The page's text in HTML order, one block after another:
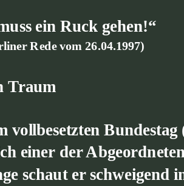
ein Ruck gehen!“
Rede vom 26.04.1997)
Traum
vollbesetzten
einer der
schaut er schweigend